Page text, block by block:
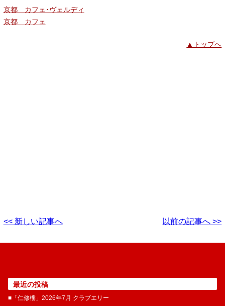
京都 カフェ･ヴェルディ
京都 カフェ
▲トップへ
<< 新しい記事へ 以前の記事へ >>
最近の投稿
■「仁修樓」2026年7月 クラブエリー